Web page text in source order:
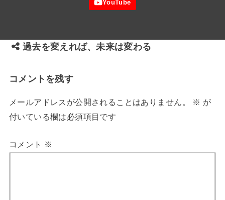
過去を変えれば、未来は変わる
コメントを残す
メールアドレスが公開されることはありません。 ※ が
付いている欄は必須項目です
コメント ※